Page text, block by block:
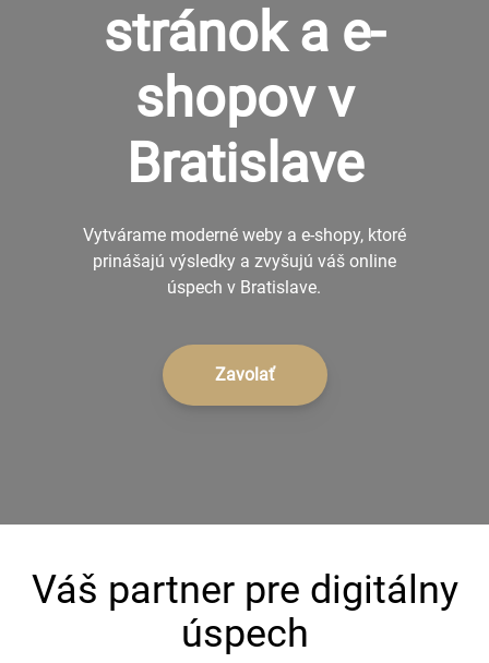
REFERENCIE
+421 902 242 632
stránok a e-
shopov v
Bratislave
Vytvárame moderné weby a e-shopy, ktoré
prinášajú výsledky a zvyšujú váš online
úspech v Bratislave.
Zavolať
Váš partner pre digitálny
úspech